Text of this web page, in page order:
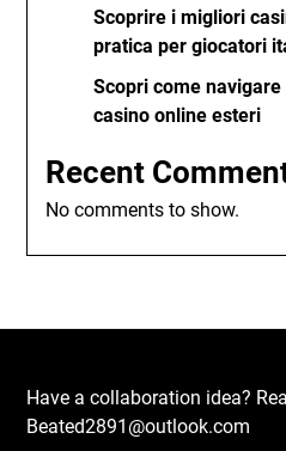
Scoprire i migliori
pratica per giocatori
Scopri come
casino online esteri
Recent
No comments to show.
Have a collaboration idea?
Beated2891@outlook.com